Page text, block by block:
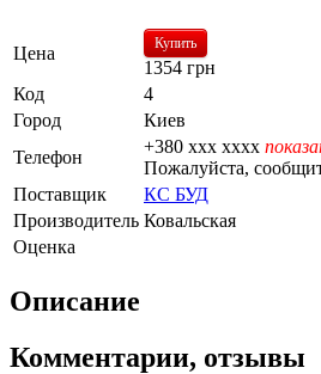
Цена Купить
1354 грн
Код
4
Город
Киев
Телефон
+380 xxx xxxx
Пожалуйста,
Поставщик
КС БУД
Производитель Ковальская
Оценка
Описание
Комментарии, отзывы